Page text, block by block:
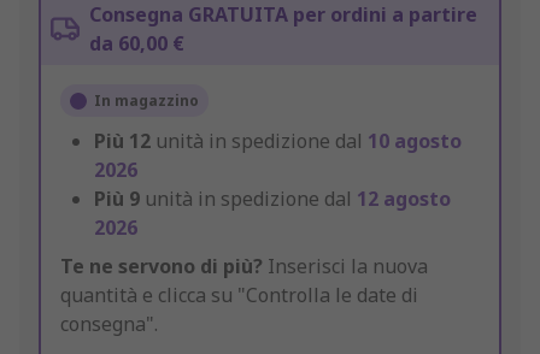
Consegna GRATUITA per ordini a partire
da 60,00 €
In magazzino
Più 12 unità in spedizione dal 10 agosto
2026
Più 9 unità in spedizione dal 12 agosto
2026
Te ne servono di più? Inserisci la nuova
quantità e clicca su "Controlla le date di
consegna".